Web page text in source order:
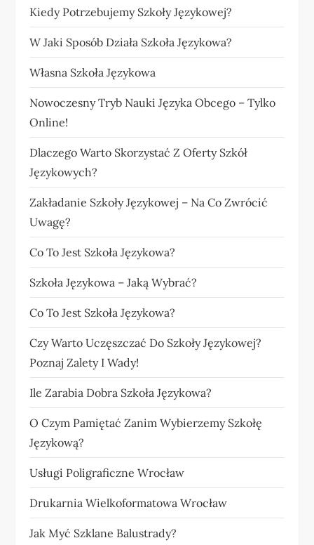
Kiedy Potrzebujemy Szkoły Językowej?
W Jaki Sposób Działa Szkoła Językowa?
Własna Szkoła Językowa
Nowoczesny Tryb Nauki Języka Obcego – Tylko
Online!
Dlaczego Warto Skorzystać Z Oferty Szkół
Językowych?
Zakładanie Szkoły Językowej – Na Co Zwrócić
Uwagę?
Co To Jest Szkoła Językowa?
Szkoła Językowa – Jaką Wybrać?
Co To Jest Szkoła Językowa?
Czy Warto Uczęszczać Do Szkoły Językowej?
Poznaj Zalety I Wady!
Ile Zarabia Dobra Szkoła Językowa?
O Czym Pamiętać Zanim Wybierzemy Szkołę
Językową?
Usługi Poligraficzne Wrocław
Drukarnia Wielkoformatowa Wrocław
Jak Myć Szklane Balustrady?